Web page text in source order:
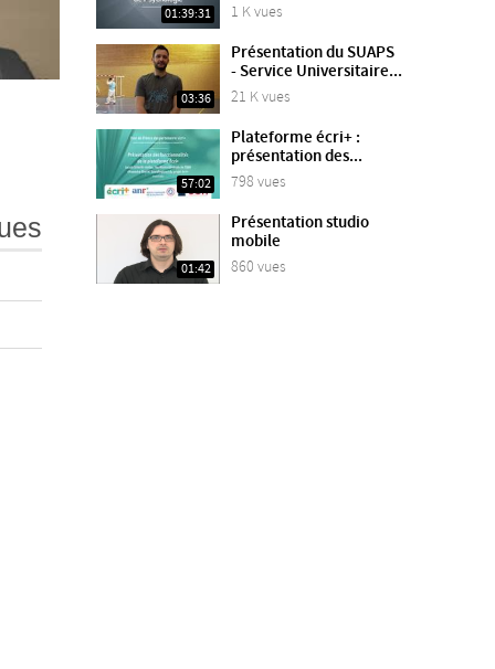
01:39:31 1 K vues
03:36
Présentation du SUAPS
- Service Universitaire...
21 K vues
57:02
Plateforme écri+ :
présentation des...
798 vues
01:42
Présentation studio
mobile
860 vues